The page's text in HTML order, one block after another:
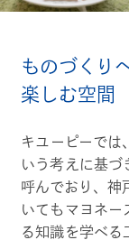
ものづくり
楽しむ空間
キユーピーでは
いう考えに基づ
呼んでおり、神
いてもマヨネー
る知識を学べる